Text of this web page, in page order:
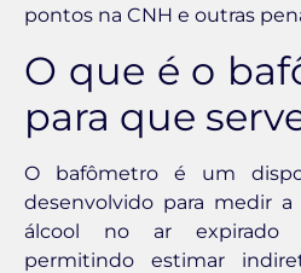
pontos na CNH e outras
O que é o
para que
O bafômetro é um
desenvolvido para medir a
álcool no ar expirado
permitindo estimar